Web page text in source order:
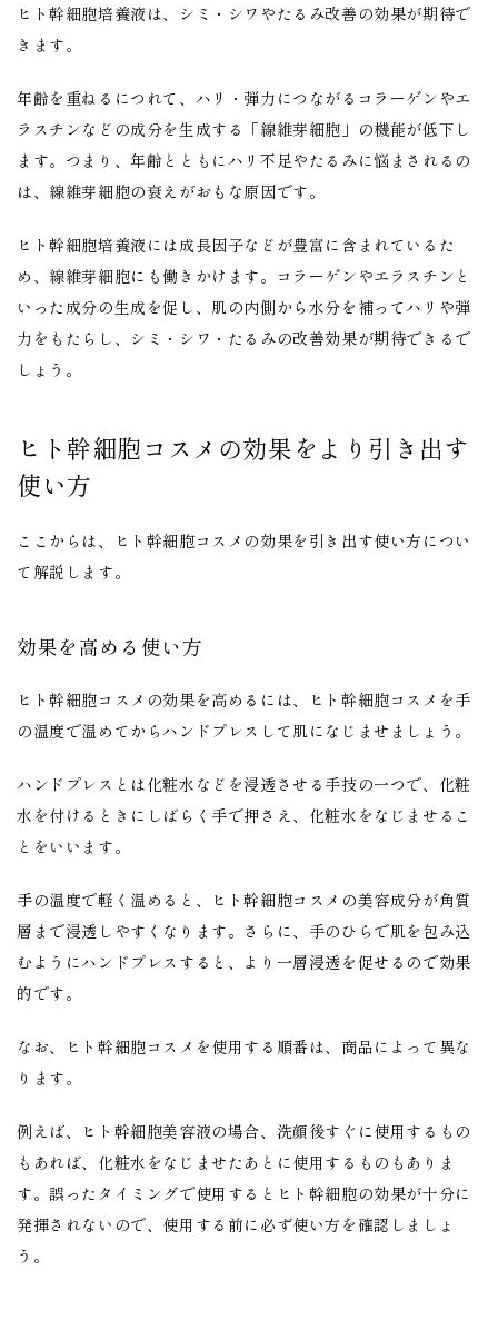
ヒト幹細胞培養液は、シミ・シワやたるみ改善の効果が期待で
きます。
年齢を重ねるにつれて、ハリ・弾力につながるコラーゲンやエ
ラスチンなどの成分を生成する「線維芽細胞」の機能が低下し
ます。つまり、年齢とともにハリ不足やたるみに悩まされるの
は、線維芽細胞の衰えがおもな原因です。
ヒト幹細胞培養液には成長因子などが豊富に含まれているた
め、線維芽細胞にも働きかけます。コラーゲンやエラスチンと
いった成分の生成を促し、肌の内側から水分を補ってハリや弾
力をもたらし、シミ・シワ・たるみの改善効果が期待できるで
しょう。
ヒト幹細胞コスメの効果をより引き出す
使い方
ここからは、ヒト幹細胞コスメの効果を引き出す使い方につい
て解説します。
効果を高める使い方
ヒト幹細胞コスメの効果を高めるには、ヒト幹細胞コスメを手
の温度で温めてからハンドプレスして肌になじませましょう。
ハンドプレスとは化粧水などを浸透させる手技の一つで、化粧
水を付けるときにしばらく手で押さえ、化粧水をなじませるこ
とをいいます。
手の温度で軽く温めると、ヒト幹細胞コスメの美容成分が角質
層まで浸透しやすくなります。さらに、手のひらで肌を包み込
むようにハンドプレスすると、より一層浸透を促せるので効果
的です。
なお、
ヒト幹細胞コスメを使用する順番は、商品によって異な
ります。
例えば、ヒト幹細胞美容液の場合、洗顔後すぐに使用するもの
もあれば、化粧水をなじませたあとに使用するものもありま
す。誤ったタイミングで使用するとヒト幹細胞の効果が十分に
発揮されないので、使用する前に必ず使い方を確認しましょ
う。